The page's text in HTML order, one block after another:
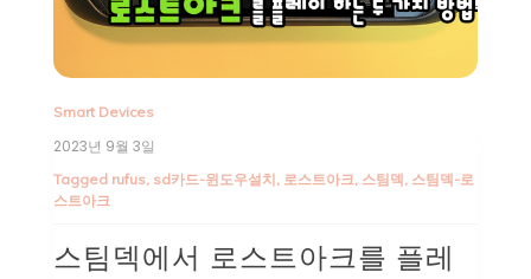
Smart Devices
2023년 9월 3일
Tagged rufus, sd카드-윈도우설치, 로스트아크, 스팀덱, 스팀덱-로
스트아크
스팀덱에서 로스트아크를 플레